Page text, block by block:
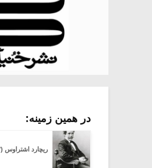
در همین زمینه:
ریچارد اشتراوس (۲)